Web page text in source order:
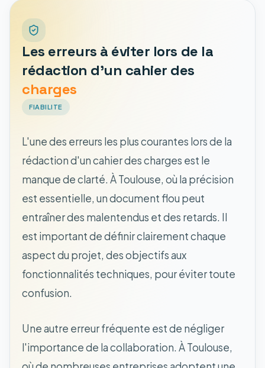
Les erreurs à éviter lors de la
rédaction d'un cahier des
charges
FIABILITE
L'une des erreurs les plus courantes lors de la
rédaction d'un cahier des charges est le
manque de clarté. À Toulouse, où la précision
est essentielle, un document flou peut
entraîner des malentendus et des retards. Il
est important de définir clairement chaque
aspect du projet, des objectifs aux
fonctionnalités techniques, pour éviter toute
confusion.
Une autre erreur fréquente est de négliger
l'importance de la collaboration. À Toulouse,